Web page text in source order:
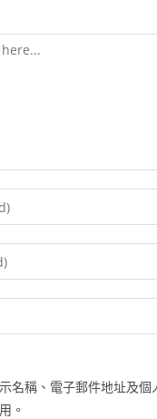
名稱、電子郵件地址及個
。